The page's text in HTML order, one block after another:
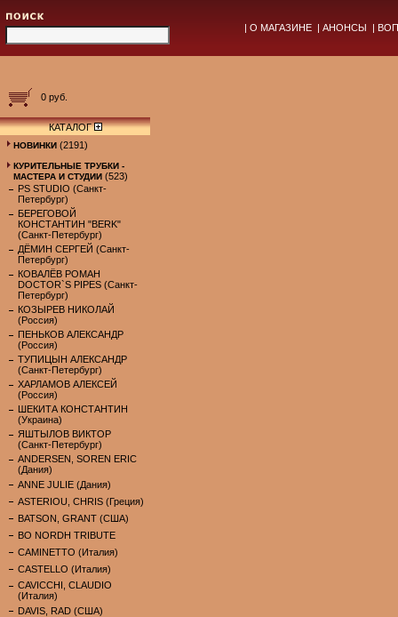
| О МАГАЗИНЕ | АНОНСЫ |
0 руб.
КАТАЛОГ
НОВИНКИ (2191)
КУРИТЕЛЬНЫЕ ТРУБКИ -
МАСТЕРА И СТУДИИ (523)
PS STUDIO (Санкт-
Петербург)
БЕРЕГОВОЙ
КОНСТАНТИН "BERK"
(Санкт-Петербург)
ДЁМИН СЕРГЕЙ (Санкт-
Петербург)
КОВАЛЁВ РОМАН
DOCTOR`S PIPES (Санкт-
Петербург)
КОЗЫРЕВ НИКОЛАЙ
(Россия)
ПЕНЬКОВ АЛЕКСАНДР
(Россия)
ТУПИЦЫН АЛЕКСАНДР
(Санкт-Петербург)
ХАРЛАМОВ АЛЕКСЕЙ
(Россия)
ШЕКИТА КОНСТАНТИН
(Украина)
ЯШТЫЛОВ ВИКТОР
(Санкт-Петербург)
ANDERSEN, SOREN ERIC
(Дания)
ANNE JULIE (Дания)
ASTERIOU, CHRIS (Греция)
BATSON, GRANT (США)
BO NORDH TRIBUTE
CAMINETTO (Италия)
CASTELLO (Италия)
CAVICCHI, CLAUDIO
(Италия)
DAVIS, RAD (США)